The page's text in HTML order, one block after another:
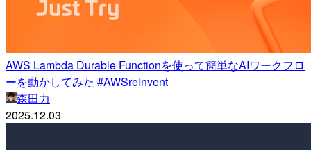
AWS Lambda Durable Functionを使って簡単なAIワークフロ
ーを動かしてみた #AWSreInvent
森田力
2025.12.03